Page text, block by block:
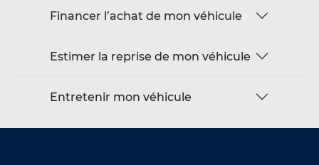
Financer l’achat de mon véhicule
Estimer la reprise de mon véhicule
Entretenir mon véhicule